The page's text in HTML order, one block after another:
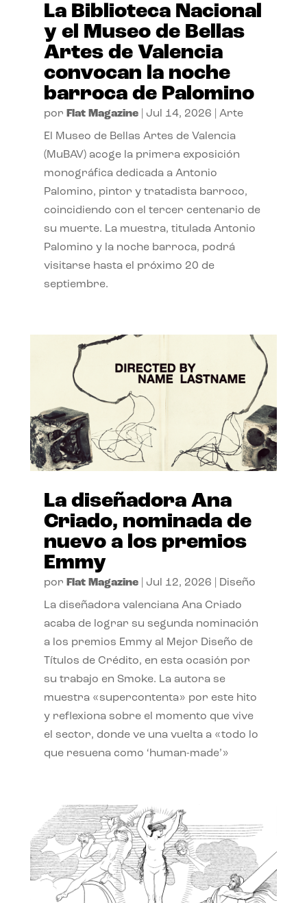
La Biblioteca Nacional
y el Museo de Bellas
Artes de Valencia
convocan la noche
barroca de Palomino
por Flat Magazine| Jul 14, 2026 Arte
El Museo de Bellas Artes de Valencia
(MuBAV) acoge la primera exposición
monográfica dedicada a Antonio
Palomino, pintor y tratadista barroco,
coincidiendo con el tercer centenario de
su muerte. La muestra, titulada Antonio
Palomino y la noche barroca, podrá
visitarse hasta el próximo 20 de
septiembre.
La diseñadora Ana
Criado, nominada de
nuevo a los premios
Emmy
por Flat Magazine| Jul 12, 2026 Diseño
La diseñadora valenciana Ana Criado
acaba de lograr su segunda nominación
a los premios Emmy al Mejor Diseño de
Títulos de Crédito, en esta ocasión por
su trabajo en Smoke. La autora se
muestra «supercontenta» por este hito
y reflexiona sobre el momento que vive
el sector, donde ve una vuelta a «todo lo
que resuena como ‘human-made’»